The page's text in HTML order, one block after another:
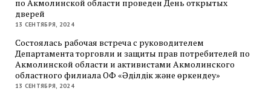
по Акмолинской области проведен День открытых
дверей
13 СЕНТЯБРЯ, 2024
Состоялась рабочая встреча с руководителем
Департамента торговли и защиты прав потребителей по
Акмолинской области и активистами Акмолинского
областного филиала ОФ «Әділдік және өркендеу»
13 СЕНТЯБРЯ, 2024